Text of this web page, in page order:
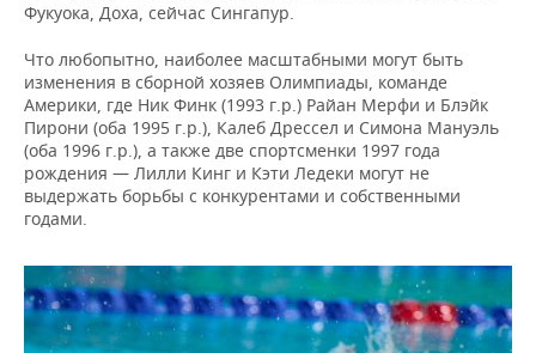
Фукуока, Доха, сейчас Сингапур.
Что любопытно, наиболее масштабными могут быть
изменения в сборной хозяев Олимпиады, команде
Америки, где Ник Финк (1993 г.р.) Райан Мерфи и Блэйк
Пирони (оба 1995 г.р.), Калеб Дрессел и Симона Мануэль
(оба 1996 г.р.), а также две спортсменки 1997 года
рождения — Лилли Кинг и Кэти Ледеки могут не
выдержать борьбы с конкурентами и собственными
годами.